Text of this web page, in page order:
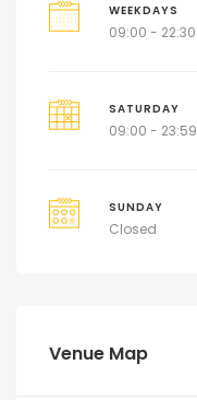
WEEKDAYS
09:00 - 22:30
SATURDAY
09:00 - 23:59
SUNDAY
Closed
Venue Map